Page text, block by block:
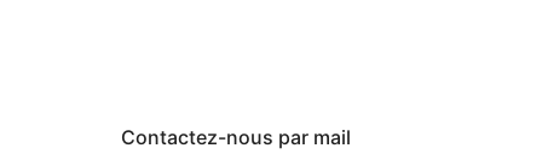
Contactez-nous par mail